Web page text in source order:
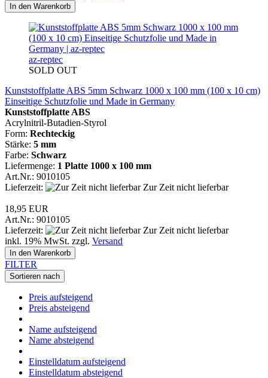
In den Warenkorb
az-reptec
SOLD OUT
Kunststoffplatte ABS 5mm Schwarz 1000 x 100 mm (100 x 10 cm)
Einseitige Schutzfolie und Made in Germany
Kunststoffplatte ABS
Acrylnitril-Butadien-Styrol
Form: Rechteckig
Stärke: 5 mm
Farbe: Schwarz
Liefermenge: 1 Platte 1000 x 100 mm
Art.Nr.: 9010105
Lieferzeit:
Zur Zeit nicht lieferbar
18,95 EUR
Art.Nr.: 9010105
Lieferzeit:
Zur Zeit nicht lieferbar
inkl. 19% MwSt. zzgl. Versand
In den Warenkorb
FILTER
Sortieren nach
Preis aufsteigend
Preis absteigend
Name aufsteigend
Name absteigend
Einstelldatum aufsteigend
Einstelldatum absteigend